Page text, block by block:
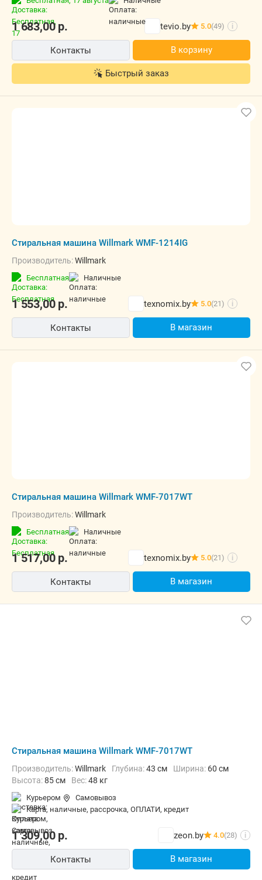
1 683,00р. tevio.by 5.0(49) i
Контакты В корзину
Быстрый заказ
Стиральная машина Willmark WMF-1214IG
Производитель:Willmark
Бесплатная наличные
1 553,00р. texnomix.by 5.0(21) i
Контакты В магазин
Стиральная машина Willmark WMF-7017WT
Производитель:Willmark
Бесплатная наличные
1 517,00р. texnomix.by 5.0(21) i
Контакты В магазин
Стиральная машина Willmark WMF-7017WT
Производитель:Willmark Глубина:43 см Ширина: 60 см
Высота:85 см Вес:48 кг
Курьером
Самовывоз
карта, наличные, рассрочка, ОПЛАТИ, кредит
1 309,00р. zeon.by 4.0(28) i
Контакты В магазин